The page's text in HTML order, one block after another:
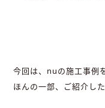
今回は、nuの施工事例
ほんの一部、ご紹介し